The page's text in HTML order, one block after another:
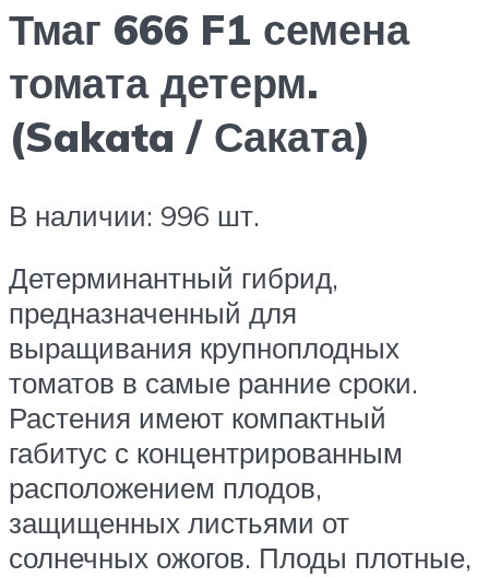
Тмаг 666 F1 семена
томата детерм.
(Sakata / Саката)
В наличии: 996 шт.
Детерминантный гибрид,
предназначенный для
выращивания крупноплодных
томатов в самые ранние сроки.
Растения имеют компактный
габитус с концентрированным
расположением плодов,
защищенных листьями от
солнечных ожогов. Плоды плотные,